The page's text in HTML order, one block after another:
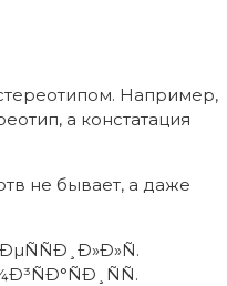
Например,
а констатация
не бывает, а даже